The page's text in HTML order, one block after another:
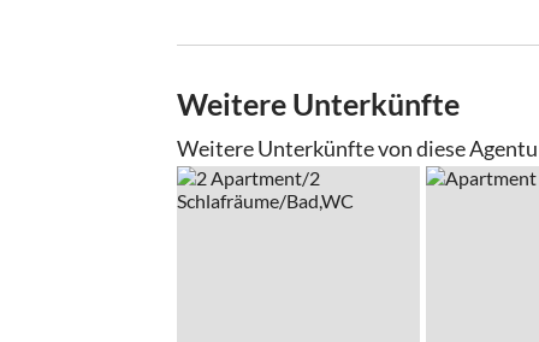
Weitere Unterkünfte
Weitere Unterkünfte von diese